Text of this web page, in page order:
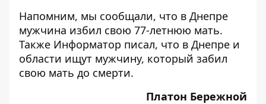
Напомним, мы сообщали, что в Днепре
мужчина избил свою 77-летнюю мать.
Также Информатор писал, что в Днепре и
области ищут мужчину, который забил
свою мать до смерти.
Платон Бережной